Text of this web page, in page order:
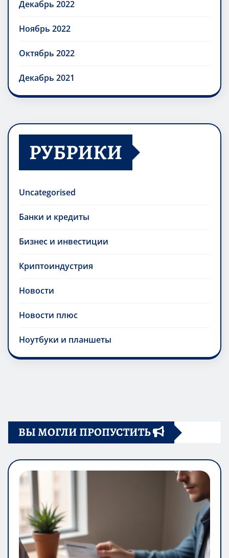
Декабрь 2022
Ноябрь 2022
Октябрь 2022
Декабрь 2021
РУБРИКИ
Uncategorised
Банки и кредиты
Бизнес и инвестиции
Криптоиндустрия
Новости
Новости плюс
Ноутбуки и планшеты
ВЫ МОГЛИ ПРОПУСТИТЬ